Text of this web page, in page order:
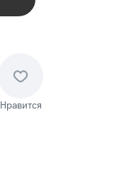
Нравится